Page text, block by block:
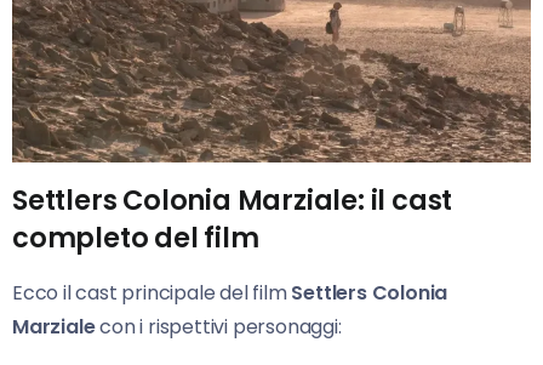
Settlers Colonia Marziale: il cast
completo del film
Ecco il cast principale del filmSettlers Colonia
Marzialecon i rispettivi personaggi: